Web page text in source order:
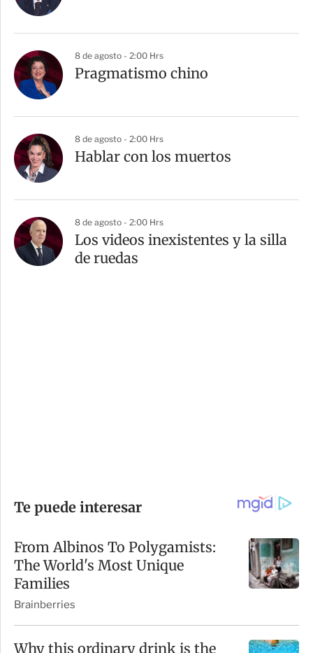
8 de agosto - 2:00 Hrs
Pragmatismo chino
8 de agosto - 2:00 Hrs
Hablar con los muertos
8 de agosto - 2:00 Hrs
Los videos inexistentes y la silla
de ruedas